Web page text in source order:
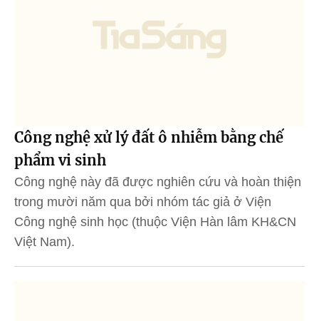
Công nghệ xử lý đất ô nhiễm bằng chế
phẩm vi sinh
Công nghệ này đã được nghiên cứu và hoàn thiện
trong mười năm qua bởi nhóm tác giả ở Viện
Công nghệ sinh học (thuộc Viện Hàn lâm KH&CN
Việt Nam).